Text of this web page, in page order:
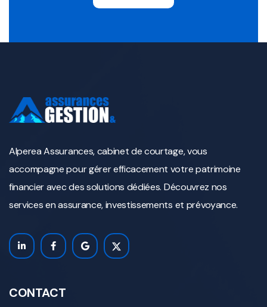
Alperea Assurances, cabinet de courtage, vous
accompagne pour gérer efficacement votre patrimoine
financier avec des solutions dédiées. Découvrez nos
services en assurance, investissements et prévoyance.
CONTACT